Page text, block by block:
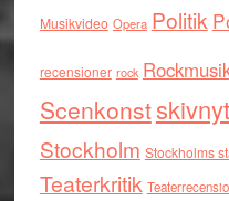
Musikvideo Opera Politik
recensioner rock
Scenkonst
Stockholm Stockholms
Teaterkritik